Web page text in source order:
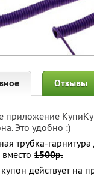
Отзывы
приложение
Это удобно :)
трубка-
вместо 1500р.
действует на